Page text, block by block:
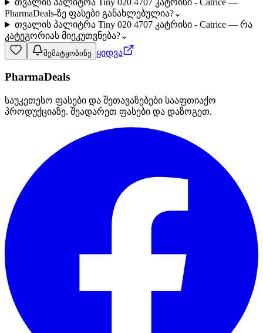
თვალის პალიტრა Tiny 020 4707 კატრისი - Catrice —
PharmaDeals-ზე ფასები განახლებულია?⌄
თვალის პალიტრა Tiny 020 4707 კატრისი - Catrice — რა
კატეგორიას მიეკუთვნება?⌄
შემატყობინე ყიდვა
PharmaDeals
საუკეთესო ფასები და შეთავაზებები სააფთიაქო
პროდუქციაზე. შეადარეთ ფასები და დაზოგეთ.